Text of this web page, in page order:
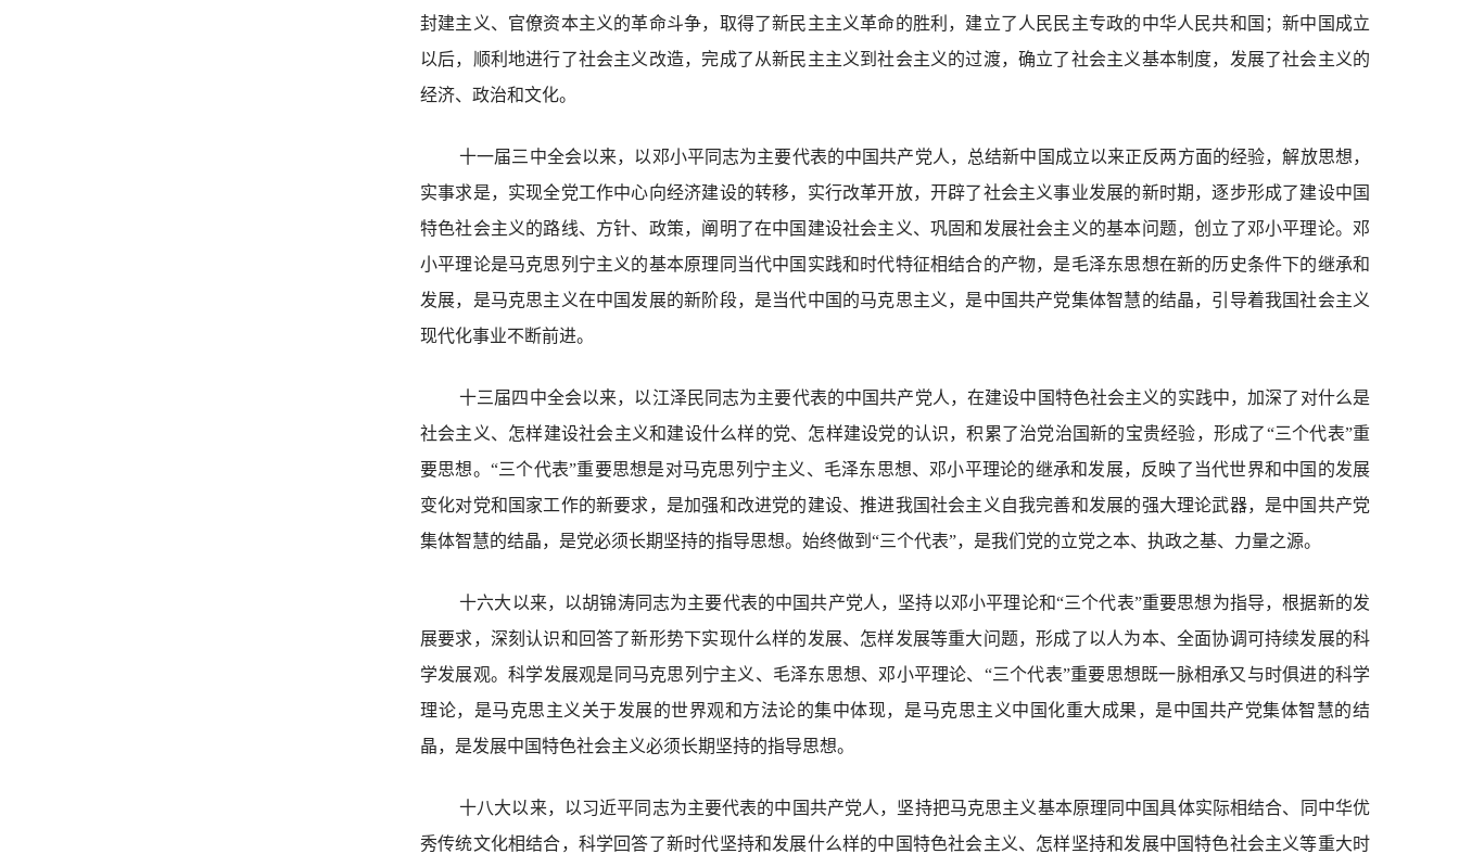
封建主义、官僚资本主义的革命斗争，取得了新民主主义革命的胜利，建立了人民民主专政的中华人民共和国；新中国成立
以后，顺利地进行了社会主义改造，完成了从新民主主义到社会主义的过渡，确立了社会主义基本制度，发展了社会主义的
经济、政治和文化。
十一届三中全会以来，以邓小平同志为主要代表的中国共产党人，总结新中国成立以来正反两方面的经验，解放思想，
实事求是，实现全党工作中心向经济建设的转移，实行改革开放，开辟了社会主义事业发展的新时期，逐步形成了建设中国
特色社会主义的路线、方针、政策，阐明了在中国建设社会主义、巩固和发展社会主义的基本问题，创立了邓小平理论。邓
小平理论是马克思列宁主义的基本原理同当代中国实践和时代特征相结合的产物，是毛泽东思想在新的历史条件下的继承和
发展，是马克思主义在中国发展的新阶段，是当代中国的马克思主义，是中国共产党集体智慧的结晶，引导着我国社会主义
现代化事业不断前进。
十三届四中全会以来，以江泽民同志为主要代表的中国共产党人，在建设中国特色社会主义的实践中，加深了对什么是
社会主义、怎样建设社会主义和建设什么样的党、怎样建设党的认识，积累了治党治国新的宝贵经验，形成了“三个代表”重
要思想。“三个代表”重要思想是对马克思列宁主义、毛泽东思想、邓小平理论的继承和发展，反映了当代世界和中国的发展
变化对党和国家工作的新要求，是加强和改进党的建设、推进我国社会主义自我完善和发展的强大理论武器，是中国共产党
集体智慧的结晶，是党必须长期坚持的指导思想。始终做到“三个代表”，是我们党的立党之本、执政之基、力量之源。
十六大以来，以胡锦涛同志为主要代表的中国共产党人，坚持以邓小平理论和“三个代表”重要思想为指导，根据新的发
展要求，深刻认识和回答了新形势下实现什么样的发展、怎样发展等重大问题，形成了以人为本、全面协调可持续发展的科
学发展观。科学发展观是同马克思列宁主义、毛泽东思想、邓小平理论、“三个代表”重要思想既一脉相承又与时俱进的科学
理论，是马克思主义关于发展的世界观和方法论的集中体现，是马克思主义中国化重大成果，是中国共产党集体智慧的结
晶，是发展中国特色社会主义必须长期坚持的指导思想。
十八大以来，以习近平同志为主要代表的中国共产党人，坚持把马克思主义基本原理同中国具体实际相结合、同中华优
秀传统文化相结合，科学回答了新时代坚持和发展什么样的中国特色社会主义、怎样坚持和发展中国特色社会主义等重大时